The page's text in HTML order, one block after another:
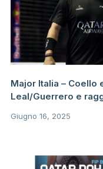
Major Italia – Coello
Leal/Guerrero e
Giugno 16, 2025